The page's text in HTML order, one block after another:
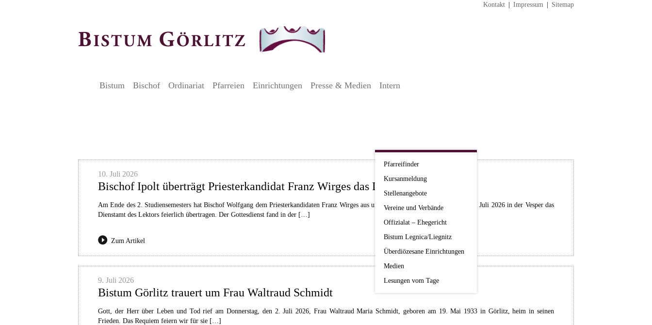
Kontakt Impressum Sitemap
Bistum Bischof Ordinariat Pfarreien Einrichtungen Presse & Medien Intern
Pfarreifinder
Kursanmeldung
Stellenangebote
Vereine und Verbände
Offizialat – Ehegericht
Bistum Legnica/Liegnitz
Überdiözesane Einrichtungen
Medien
Lesungen vom Tage
10. Juli 2026
Bischof Ipolt überträgt Priesterkandidat Franz Wirges das Lektorat
Am Ende des 2. Studiensemesters hat Bischof Wolfgang dem Priesterkandidaten Franz Wirges aus unserem Bistum am Samstag, dem 04. Juli 2026 in der Vesper das
Dienstamt des Lektors feierlich übertragen. Der Gottesdienst fand in der […]
Zum Artikel
9. Juli 2026
Bistum Görlitz trauert um Frau Waltraud Schmidt
Gott, der Herr über Leben und Tod rief am Donnerstag, den 2. Juli 2026, Frau Waltraud Maria Schmidt, geboren am 19. Mai 1933 in Görlitz, heim in seinen
Frieden. Das Requiem feiern wir für sie […]